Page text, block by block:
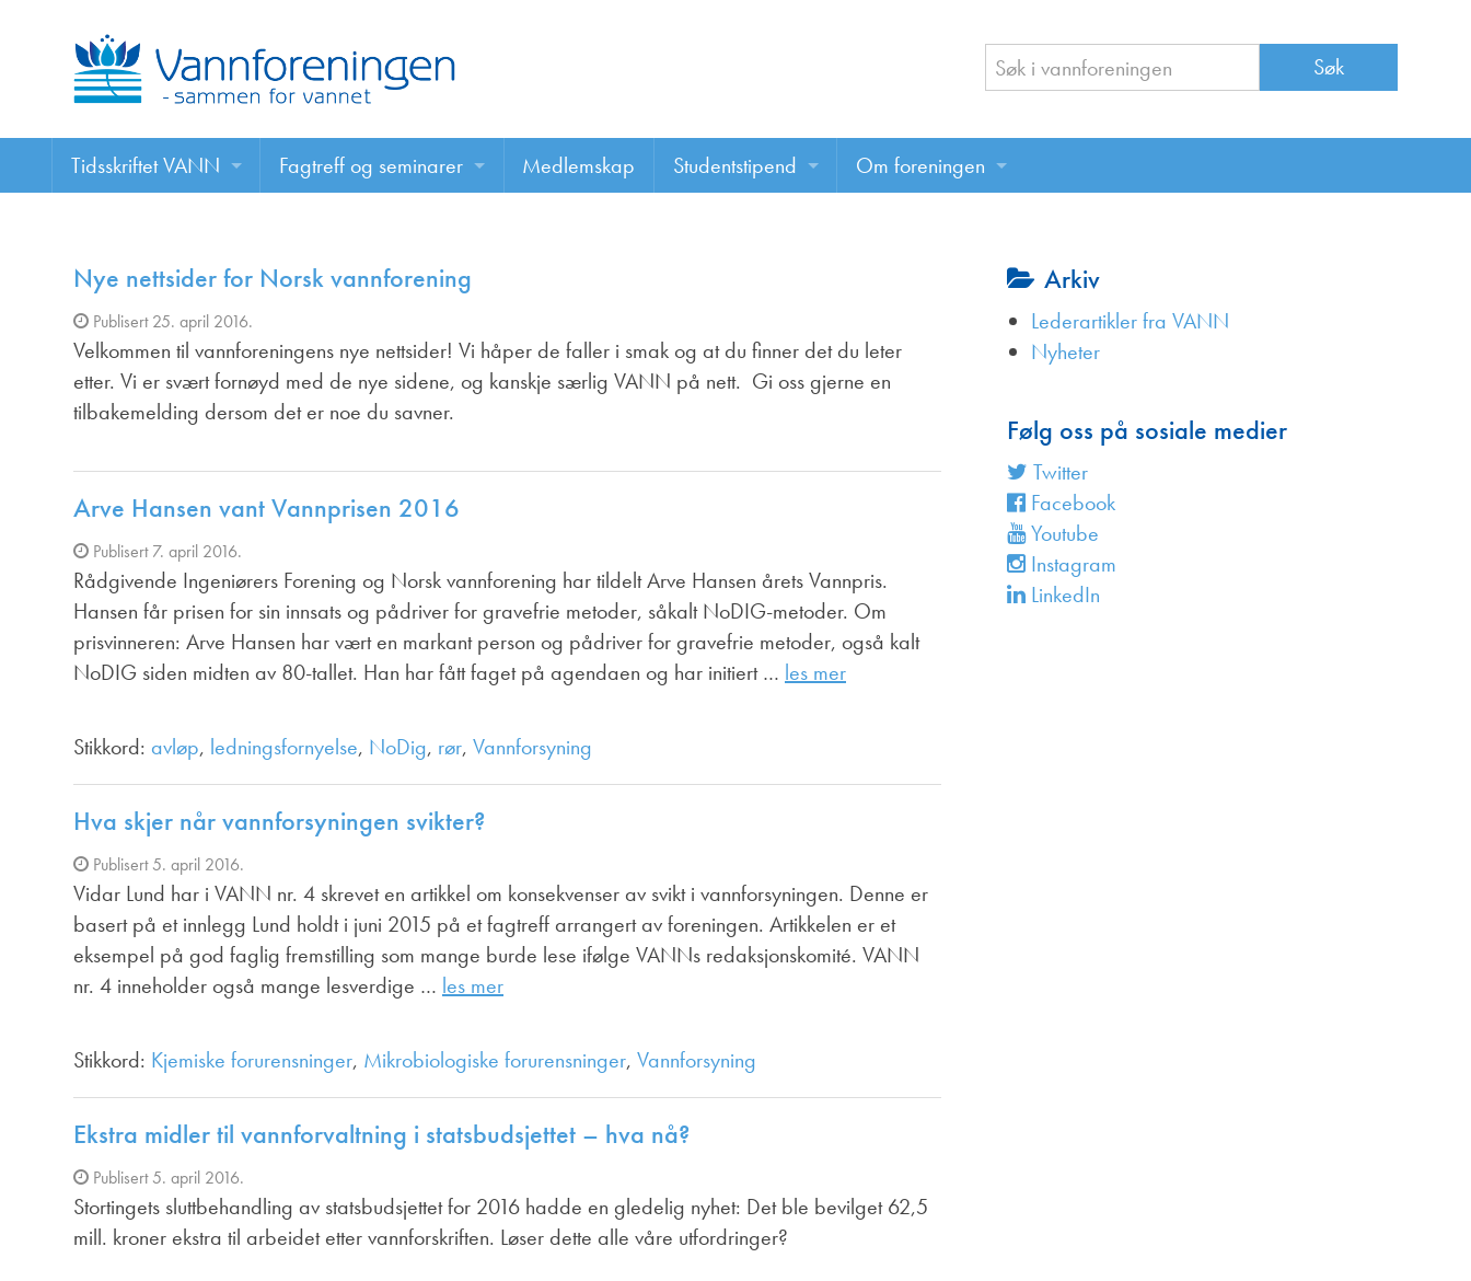
Tidsskriftet VANN
Les VANN digitalt her
VANN på nett
Retningslinjer for skriving i VANN
Annonsører
Redaksjonskomité
Fagtreff og seminarer
Foredrag
Medlemskap
Studentstipend
Om foreningen
Styret
Nye nettsider for Norsk vannforening
Publisert 25. april 2016.
Velkommen til vannforeningens nye nettsider! Vi håper de faller i smak og at du finner det du leter
etter. Vi er svært fornøyd med de nye sidene, og kanskje særlig VANN på nett. Gi oss gjerne en
tilbakemelding dersom det er noe du savner.
Arve Hansen vant Vannprisen 2016
Publisert 7. april 2016.
Rådgivende Ingeniørers Forening og Norsk vannforening har tildelt Arve Hansen årets Vannpris.
Hansen får prisen for sin innsats og pådriver for gravefrie metoder, såkalt NoDIG-metoder. Om
prisvinneren: Arve Hansen har vært en markant person og pådriver for gravefrie metoder, også kalt
NoDIG siden midten av 80-tallet. Han har fått faget på agendaen og har initiert … les mer
Stikkord: avløp, ledningsfornyelse, NoDig, rør, Vannforsyning
Hva skjer når vannforsyningen svikter?
Publisert 5. april 2016.
Vidar Lund har i VANN nr. 4 skrevet en artikkel om konsekvenser av svikt i vannforsyningen. Denne er
basert på et innlegg Lund holdt i juni 2015 på et fagtreff arrangert av foreningen. Artikkelen er et
eksempel på god faglig fremstilling som mange burde lese ifølge VANNs redaksjonskomité. VANN
nr. 4 inneholder også mange lesverdige … les mer
Stikkord: Kjemiske forurensninger, Mikrobiologiske forurensninger, Vannforsyning
Ekstra midler til vannforvaltning i statsbudsjettet – hva nå?
Publisert 5. april 2016.
Stortingets sluttbehandling av statsbudsjettet for 2016 hadde en gledelig nyhet: Det ble bevilget 62,5
mill. kroner ekstra til arbeidet etter vannforskriften. Løser dette alle våre utfordringer?
Arkiv
Lederartikler fra VANN
Nyheter
Følg oss på sosiale medier
Twitter
Facebook
Youtube
Instagram
LinkedIn